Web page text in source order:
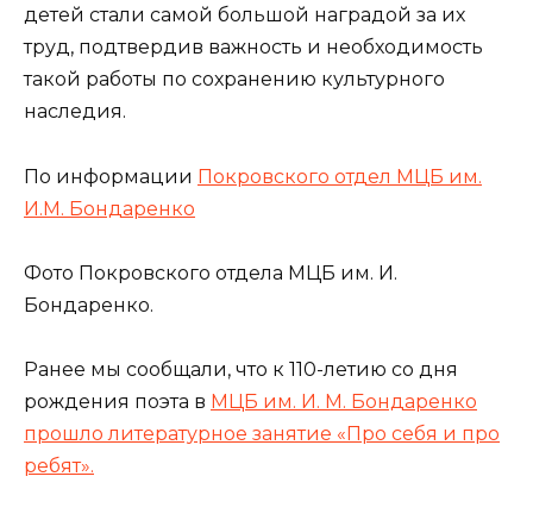
детей стали самой большой наградой за их
труд, подтвердив важность и необходимость
такой работы по сохранению культурного
наследия.
По информации Покровского отдел МЦБ им.
И.М. Бондаренко
Фото Покровского отдела МЦБ им. И.
Бондаренко.
Ранее мы сообщали, что к 110-летию со дня
рождения поэта в МЦБ им. И. М. Бондаренко
прошло литературное занятие «Про себя и про
ребят».